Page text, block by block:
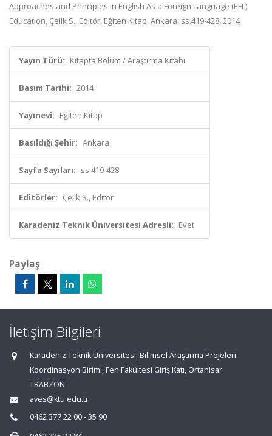
Approaches and Principles in English As a Foreign Language (EFL)
Education, Çelik S., Editör, Eğiten Kitap, Ankara, ss.419-428, 2014
Yayın Türü: Kitapta Bölüm / Araştırma Kitabı
Basım Tarihi: 2014
Yayınevi: Eğiten Kitap
Basıldığı Şehir: Ankara
Sayfa Sayıları: ss.419-428
Editörler: Çelik S., Editör
Karadeniz Teknik Üniversitesi Adresli: Evet
Paylaş
İletişim Bilgileri
Karadeniz Teknik Üniversitesi, Bilimsel Araştırma Projeleri
Koordinasyon Birimi, Fen Fakültesi Giriş Katı, Ortahisar
TRABZON
aves@ktu.edu.tr
0462 377 22 00 - 35 90